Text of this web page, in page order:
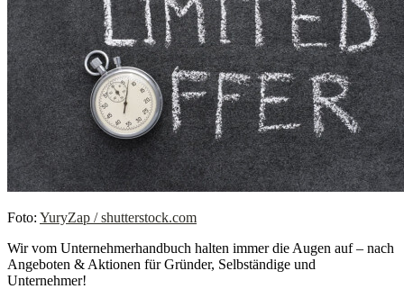
Foto: YuryZap / shutterstock.com
Wir vom Unternehmerhandbuch halten immer die Augen auf – nach
Angeboten & Aktionen für Gründer, Selbständige und
Unternehmer!